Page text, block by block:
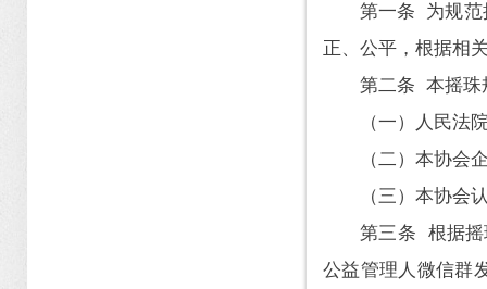
第一条 为规范
正、公平，根据相
第二条 本摇珠
（一）人民法
（二）本协会
（三）本协会
第三条 根据摇
公益管理人微信群